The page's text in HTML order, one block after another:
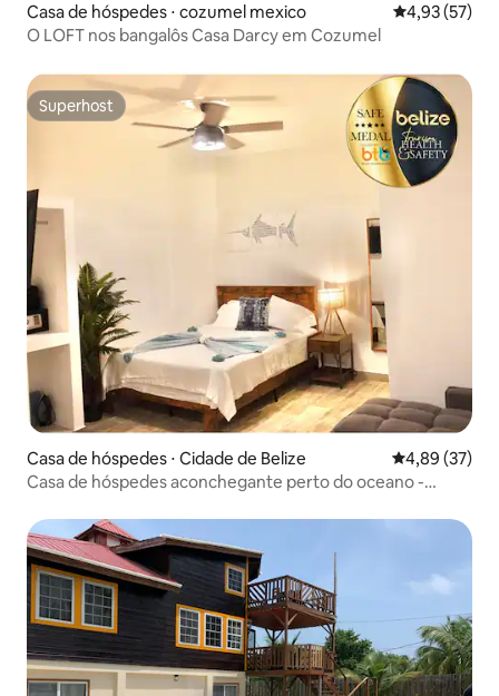
Casa de hóspedes ⋅ cozumel mexico 4,93 de uma
4,93 (57)
O LOFT nos bangalôs Casa Darcy em Cozumel
Superhost
Superhost
Casa de hóspedes ⋅ Cidade de Belize 4,89 de uma
4,89 (37)
Casa de hóspedes aconchegante perto do oceano -